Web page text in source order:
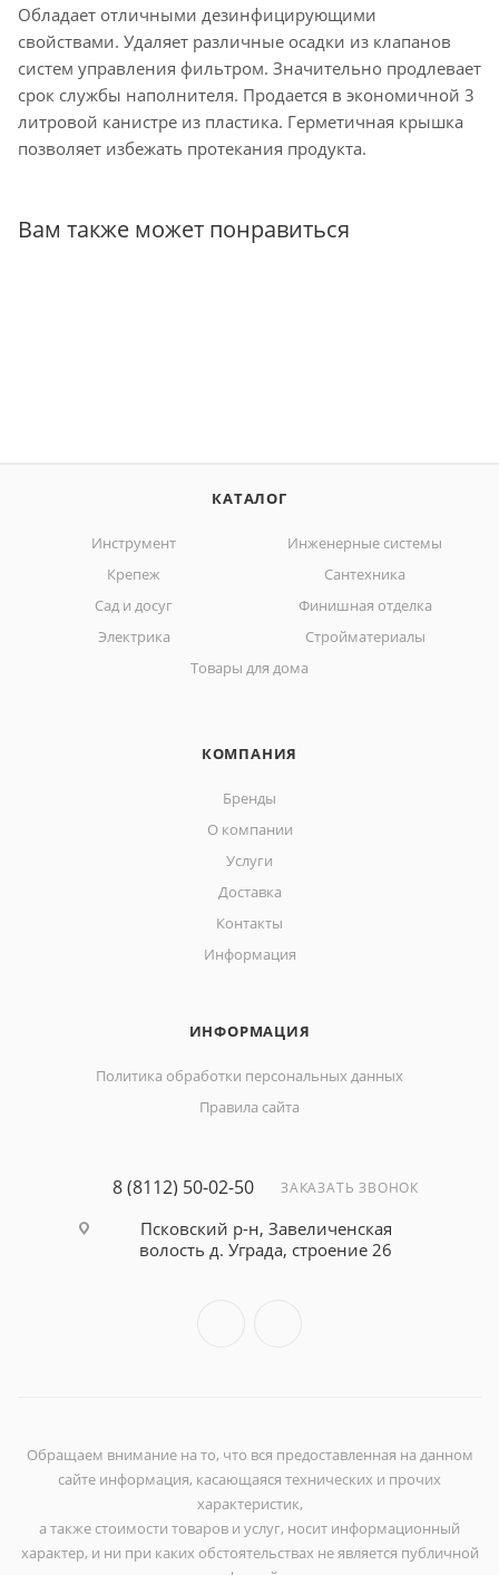
Обладает отличными дезинфицирующими
свойствами. Удаляет различные осадки из клапанов
систем управления фильтром. Значительно продлевает
срок службы наполнителя. Продается в экономичной 3
литровой канистре из пластика. Герметичная крышка
позволяет избежать протекания продукта.
Вам также может понравиться
КАТАЛОГ
Инструмент
Инженерные системы
Крепеж
Сантехника
Сад и досуг
Финишная отделка
Электрика
Стройматериалы
Товары для дома
КОМПАНИЯ
Бренды
О компании
Услуги
Доставка
Контакты
Информация
ИНФОРМАЦИЯ
Политика обработки персональных данных
Правила сайта
8 (8112) 50-02-50 ЗАКАЗАТЬ ЗВОНОК
Псковский р-н, Завеличенская
волость д. Уграда, строение 26
Обращаем внимание на то, что вся предоставленная на данном
сайте информация, касающаяся технических и прочих
характеристик,
а также стоимости товаров и услуг, носит информационный
характер, и ни при каких обстоятельствах не является публичной